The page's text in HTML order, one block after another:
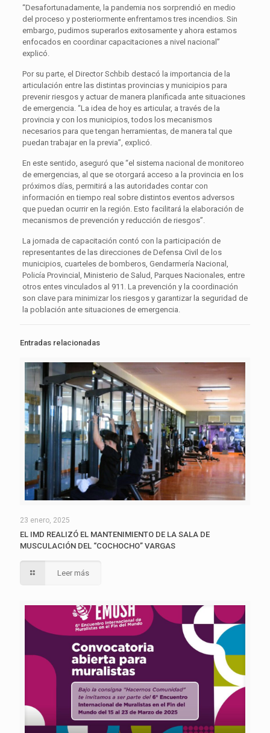
“Desafortunadamente, la pandemia nos sorprendió en medio
del proceso y posteriormente enfrentamos tres incendios. Sin
embargo, pudimos superarlos exitosamente y ahora estamos
enfocados en coordinar capacitaciones a nivel nacional”
explicó.
Por su parte, el Director Schbib destacó la importancia de la
articulación entre las distintas provincias y municipios para
prevenir riesgos y actuar de manera planificada ante situaciones
de emergencia. “La idea de hoy es articular, a través de la
provincia y con los municipios, todos los mecanismos
necesarios para que tengan herramientas, de manera tal que
puedan trabajar en la previa”, explicó.
En este sentido, aseguró que “el sistema nacional de monitoreo
de emergencias, al que se otorgará acceso a la provincia en los
próximos días, permitirá a las autoridades contar con
información en tiempo real sobre distintos eventos adversos
que puedan ocurrir en la región. Esto facilitará la elaboración de
mecanismos de prevención y reducción de riesgos”.
La jornada de capacitación contó con la participación de
representantes de las direcciones de Defensa Civil de los
municipios, cuarteles de bomberos, Gendarmería Nacional,
Policía Provincial, Ministerio de Salud, Parques Nacionales, entre
otros entes vinculados al 911. La prevención y la coordinación
son clave para minimizar los riesgos y garantizar la seguridad de
la población ante situaciones de emergencia.
Entradas relacionadas
23 enero, 2025
EL IMD REALIZÓ EL MANTENIMIENTO DE LA SALA DE
MUSCULACIÓN DEL “COCHOCHO” VARGAS
Leer más